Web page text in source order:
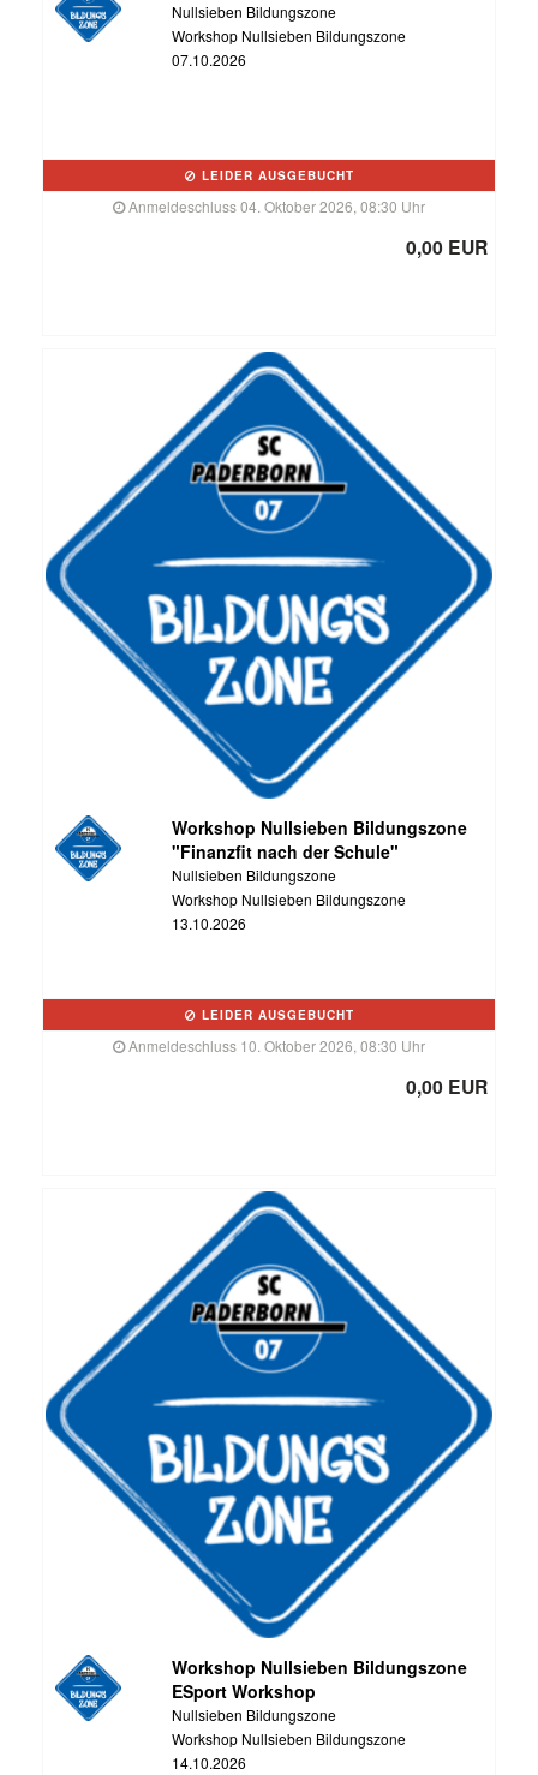
Nullsieben Bildungszone
Workshop Nullsieben Bildungszone
07.10.2026
LEIDER AUSGEBUCHT
Anmeldeschluss 04. Oktober 2026, 08:30 Uhr
0,00 EUR
Workshop Nullsieben Bildungszone
"Finanzfit nach der Schule"
Nullsieben Bildungszone
Workshop Nullsieben Bildungszone
13.10.2026
LEIDER AUSGEBUCHT
Anmeldeschluss 10. Oktober 2026, 08:30 Uhr
0,00 EUR
Workshop Nullsieben Bildungszone
ESport Workshop
Nullsieben Bildungszone
Workshop Nullsieben Bildungszone
14.10.2026